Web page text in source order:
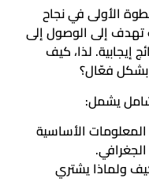
الأولى في نجاح
تهدف إلى الوصول إلى
إيجابية. لذا، كيف
بشكل فعّال؟
يشمل:
الأساسية
ولماذا يشتري